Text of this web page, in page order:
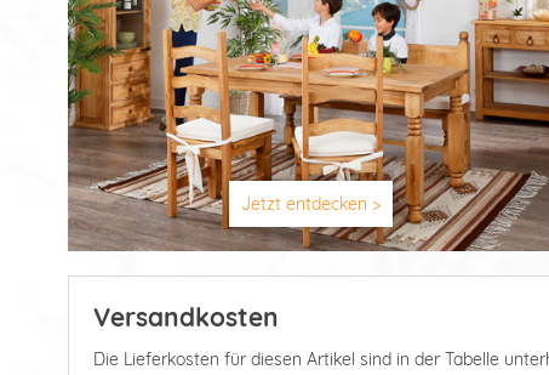
Jetzt entdecken >
Versandkosten
Die Lieferkosten für diesen Artikel sind in der Tabelle